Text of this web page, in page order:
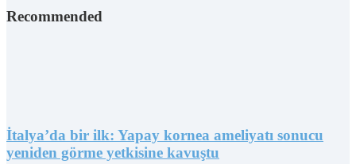
Recommended
İtalya’da bir ilk: Yapay kornea ameliyatı sonucu
yeniden görme yetkisine kavuştu